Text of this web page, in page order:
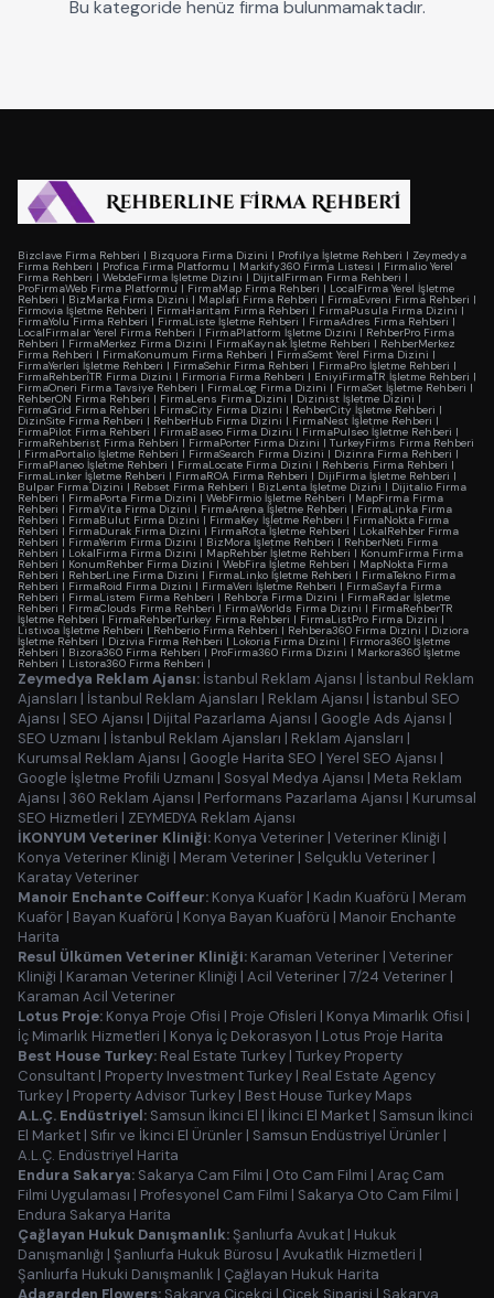
Bu kategoride henüz firma bulunmamaktadır.
Bizclave Firma Rehberi | Bizquora Firma Dizini | Profilya İşletme Rehberi | Zeymedya
Firma Rehberi | Profica Firma Platformu | Markify360 Firma Listesi | Firmalio Yerel
Firma Rehberi | WebdeFirma İşletme Dizini | DijitalFirman Firma Rehberi |
ProFirmaWeb Firma Platformu | FirmaMap Firma Rehberi | LocalFirma Yerel İşletme
Rehberi | BizMarka Firma Dizini | Maplafi Firma Rehberi | FirmaEvreni Firma Rehberi |
Firmovia İşletme Rehberi | FirmaHaritam Firma Rehberi | FirmaPusula Firma Dizini |
FirmaYolu Firma Rehberi | FirmaListe İşletme Rehberi | FirmaAdres Firma Rehberi |
LocalFirmalar Yerel Firma Rehberi | FirmaPlatform İşletme Dizini | RehberPro Firma
Rehberi | FirmaMerkez Firma Dizini | FirmaKaynak İşletme Rehberi | RehberMerkez
Firma Rehberi | FirmaKonumum Firma Rehberi | FirmaSemt Yerel Firma Dizini |
FirmaYerleri İşletme Rehberi | FirmaSehir Firma Rehberi | FirmaPro İşletme Rehberi |
FirmaRehberiTR Firma Dizini | Firmoria Firma Rehberi | EniyiFirmaTR İşletme Rehberi |
FirmaOneri Firma Tavsiye Rehberi | FirmaLog Firma Dizini |FirmaSet İşletme Rehberi |
RehberON Firma Rehberi | FirmaLens Firma Dizini | Dizinist İşletme Dizini |
FirmaGrid Firma Rehberi | FirmaCity Firma Dizini | RehberCity İşletme Rehberi |
DizinSite Firma Rehberi | RehberHub Firma Dizini | FirmaNest İşletme Rehberi |
FirmaPilot Firma Rehberi | FirmaBaseo Firma Dizini | FirmaPulseo İşletme Rehberi |
FirmaRehberist Firma Rehberi | FirmaPorter Firma Dizini | TurkeyFirms Firma Rehberi
| FirmaPortalio İşletme Rehberi | FirmaSearch Firma Dizini | Dizinra Firma Rehberi |
FirmaPlaneo İşletme Rehberi | FirmaLocate Firma Dizini | Rehberis Firma Rehberi |
FirmaLinker İşletme Rehberi | FirmaROA Firma Rehberi | DijiFirma İşletme Rehberi |
Bulpar Firma Dizini | Rebset Firma Rehberi | BizLenta İşletme Dizini | Dijitalio Firma
Rehberi | FirmaPorta Firma Dizini | WebFirmio İşletme Rehberi | MapFirma Firma
Rehberi | FirmaVita Firma Dizini | FirmaArena İşletme Rehberi | FirmaLinka Firma
Rehberi | FirmaBulut Firma Dizini | FirmaKey İşletme Rehberi | FirmaNokta Firma
Rehberi | FirmaDurak Firma Dizini | FirmaRota İşletme Rehberi | LokalRehber Firma
Rehberi | FirmaYerim Firma Dizini | BizMora İşletme Rehberi | RehberNeti Firma
Rehberi | LokalFirma Firma Dizini | MapRehber İşletme Rehberi | KonumFirma Firma
Rehberi | KonumRehber Firma Dizini | WebFira İşletme Rehberi | MapNokta Firma
Rehberi | RehberLine Firma Dizini | FirmaLinko İşletme Rehberi | FirmaTekno Firma
Rehberi | FirmaRoid Firma Dizini | FirmaVeri İşletme Rehberi | FirmaSayfa Firma
Rehberi | FirmaListem Firma Rehberi | Rehbora Firma Dizini | FirmaRadar İşletme
Rehberi | FirmaClouds Firma Rehberi | FirmaWorlds Firma Dizini | FirmaRehberTR
İşletme Rehberi | FirmaRehberTurkey Firma Rehberi | FirmaListPro Firma Dizini |
Listivoa İşletme Rehberi | Rehberio Firma Rehberi | Rehbera360 Firma Dizini | Diziora
İşletme Rehberi | Dizivia Firma Rehberi | Lokoria Firma Dizini | Firmora360 İşletme
Rehberi | Bizora360 Firma Rehberi | ProFirma360 Firma Dizini | Markora360 İşletme
Rehberi | Listora360 Firma Rehberi |
Zeymedya Reklam Ajansı: İstanbul Reklam Ajansı | İstanbul Reklam
Ajansları | İstanbul Reklam Ajansları | Reklam Ajansı | İstanbul SEO
Ajansı | SEO Ajansı | Dijital Pazarlama Ajansı | Google Ads Ajansı |
SEO Uzmanı | İstanbul Reklam Ajansları | Reklam Ajansları |
Kurumsal Reklam Ajansı | Google Harita SEO | Yerel SEO Ajansı |
Google İşletme Profili Uzmanı | Sosyal Medya Ajansı | Meta Reklam
Ajansı | 360 Reklam Ajansı | Performans Pazarlama Ajansı | Kurumsal
SEO Hizmetleri | ZEYMEDYA Reklam Ajansı
İKONYUM Veteriner Kliniği: Konya Veteriner | Veteriner Kliniği |
Konya Veteriner Kliniği | Meram Veteriner | Selçuklu Veteriner |
Karatay Veteriner
Manoir Enchante Coiffeur: Konya Kuaför | Kadın Kuaförü | Meram
Kuaför | Bayan Kuaförü | Konya Bayan Kuaförü | Manoir Enchante
Harita
Resul Ülkümen Veteriner Kliniği: Karaman Veteriner | Veteriner
Kliniği | Karaman Veteriner Kliniği | Acil Veteriner | 7/24 Veteriner |
Karaman Acil Veteriner
Lotus Proje: Konya Proje Ofisi | Proje Ofisleri | Konya Mimarlık Ofisi |
İç Mimarlık Hizmetleri | Konya İç Dekorasyon | Lotus Proje Harita
Best House Turkey: Real Estate Turkey | Turkey Property
Consultant | Property Investment Turkey | Real Estate Agency
Turkey | Property Advisor Turkey | Best House Turkey Maps
A.L.Ç. Endüstriyel: Samsun İkinci El | İkinci El Market | Samsun İkinci
El Market | Sıfır ve İkinci El Ürünler | Samsun Endüstriyel Ürünler |
A.L.Ç. Endüstriyel Harita
Endura Sakarya: Sakarya Cam Filmi | Oto Cam Filmi | Araç Cam
Filmi Uygulaması | Profesyonel Cam Filmi | Sakarya Oto Cam Filmi |
Endura Sakarya Harita
Çağlayan Hukuk Danışmanlık:Şanlıurfa Avukat | Hukuk
Danışmanlığı | Şanlıurfa Hukuk Bürosu | Avukatlık Hizmetleri |
Şanlıurfa Hukuki Danışmanlık | Çağlayan Hukuk Harita
Adagarden Flowers: Sakarya Çiçekçi | Çiçek Siparişi | Sakarya